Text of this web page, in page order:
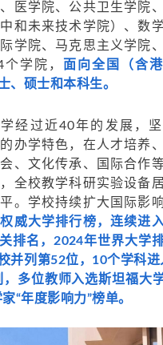
医学院、公共卫生学院
和未来技术学院）、数
学院、马克思主义学院
学院， 面向全国（含
、硕士和本科生。
经过近40年的发展，
办学特色，在人才培养
、文化传承、国际合作
全校教学科研实验设备
。学校持续扩大国际影响
威大学排行榜，连续进
排名，2024年世界大学
并列第52位，10个学科进
，多位教师入选斯坦福大
“年度影响力”榜单。